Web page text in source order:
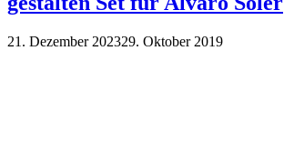
21. Dezember 202329. Oktober 2019